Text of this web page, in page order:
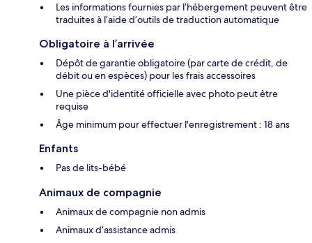
Les informations fournies par l’hébergement peuvent être
traduites à l’aide d’outils de traduction automatique
Obligatoire à l’arrivée
Dépôt de garantie obligatoire (par carte de crédit, de
débit ou en espèces) pour les frais accessoires
Une pièce d'identité officielle avec photo peut être
requise
Âge minimum pour effectuer l'enregistrement : 18 ans
Enfants
Pas de lits-bébé
Animaux de compagnie
Animaux de compagnie non admis
Animaux d’assistance admis